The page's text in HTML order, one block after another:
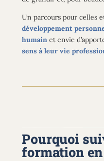
Un parcours pour celles
développement
humain et envie
sensà leur vie
Pourquoi
formation